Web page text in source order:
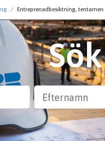
Entreprenadbesiktning, tentamen
Efternamn